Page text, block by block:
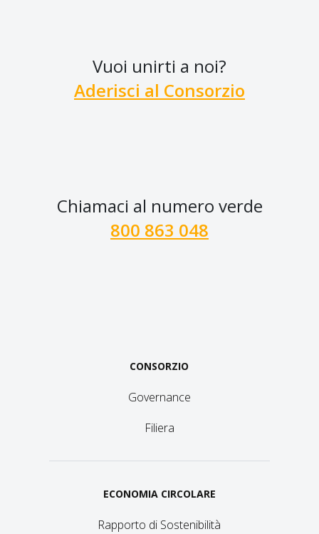
Vuoi unirti a noi?
Aderisci al Consorzio
Chiamaci al numero verde
800 863 048
CONSORZIO
Governance
Filiera
ECONOMIA CIRCOLARE
Rapporto di Sostenibilità